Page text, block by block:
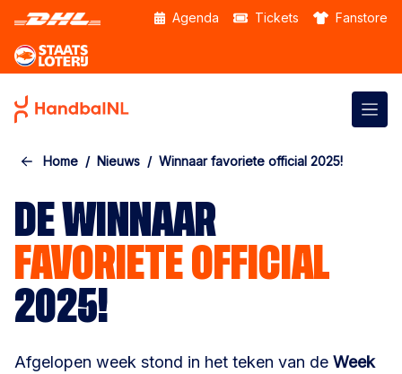
Skip to the main content Agenda Tickets Fanstore
Home Nieuws Winnaar favoriete official 2025!
DE WINNAAR
FAVORIETE OFFICIAL
2025!
Afgelopen week stond in het teken van de Week